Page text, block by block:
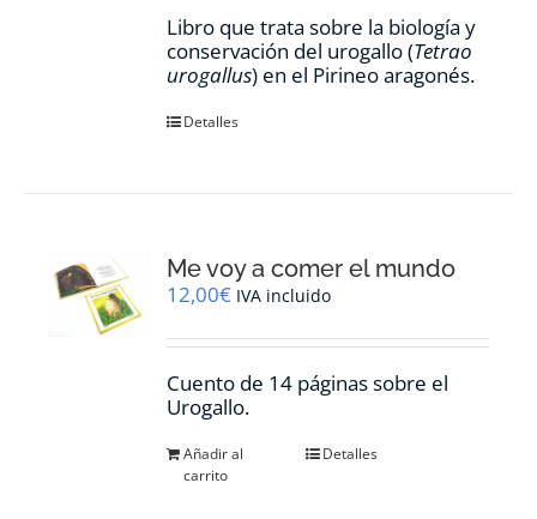
Libro que trata sobre la biología y
conservación del urogallo (Tetrao
urogallus) en el Pirineo aragonés.
Detalles
Me voy a comer el mundo
12,00€ IVA incluido
Cuento de 14 páginas sobre el
Urogallo.
Añadir al
carrito
Detalles